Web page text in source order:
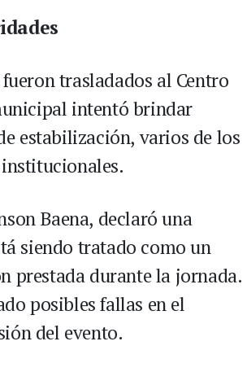
trasladados al Centro
intentó brindar
estabilización, varios de los
Baena, declaró una
siendo tratado como un
prestada durante la jornada.
posibles fallas en el
del evento.